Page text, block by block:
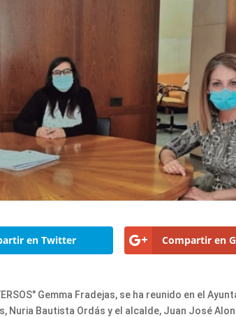
en Twitter Compartir en
Gemma Fradejas, se ha reunido en el
Nuria Bautista Ordás y el alcalde, Juan José